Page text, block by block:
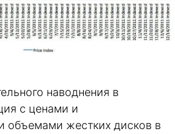
наводнения в
с ценами и
объемами жестких дисков в